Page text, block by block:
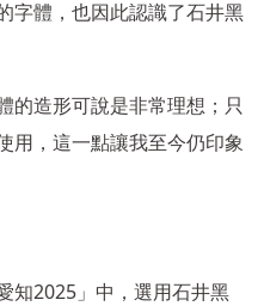
字體，也因此認識了石井黑
的造形可說是非常理想；只
用，這一點讓我至今仍印象
知2025 」中，選用石井黑